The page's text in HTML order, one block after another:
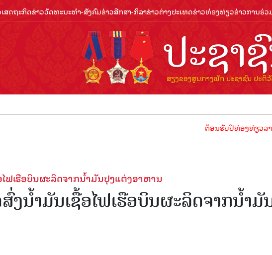
ສດຖະກິດຂ່າວວັດທະນະທຳ-ສັງຄົມຂ່າວສືກສາ-ກິລາຂ່າວຕ່າງປະເທດຂ່າວທ່ອງທ່ຽວຂ່າວການຮ່
ຕ້ອນຮັບປີທ່ອງທ່ຽວລາວ
ໄຟເຮືອບິນຜະລິດຈາກນໍ້າມັນປຸງແຕ່ງອາຫານ
ສົ່ງນໍ້າມັນເຊື້ອໄຟເຮືອບິນຜະລິດຈາກນໍ້າມັ